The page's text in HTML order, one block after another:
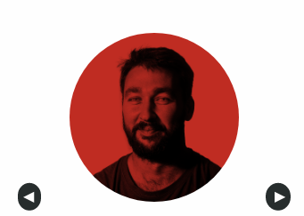
Anterior
◀︎ ▶︎